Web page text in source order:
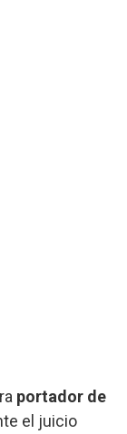
portador de
el juicio